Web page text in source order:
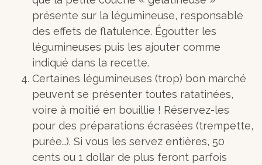
présente sur la légumineuse, responsable
des effets de flatulence. Égoutter les
légumineuses puis les ajouter comme
indiqué dans la recette.
Certaines légumineuses (trop) bon marché
peuvent se présenter toutes ratatinées,
voire à moitié en bouillie ! Réservez-les
pour des préparations écrasées (trempette,
purée…). Si vous les servez entières, 50
cents ou 1 dollar de plus feront parfois